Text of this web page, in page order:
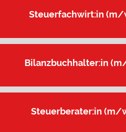
Steuerfachwirt:in
Bilanzbuchhalter:in
Steuerberater:in (m/